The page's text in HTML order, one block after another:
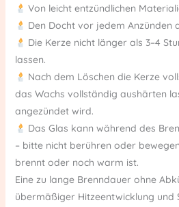
Von leicht entzündlichen
Den Docht vor jedem Anzünden
Die Kerze nicht länger als 3–4
lassen.
Nach dem Löschen die Kerze
das Wachs vollständig aushärten
angezündet wird.
Das Glas kann während des
– bitte nicht berühren oder
brennt oder noch warm ist.
Eine zu lange Brenndauer ohne
übermäßiger Hitzeentwicklung und